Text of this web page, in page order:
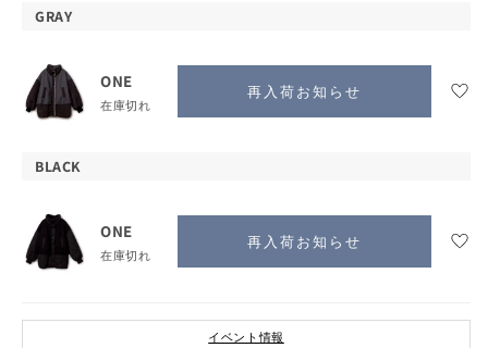
アウター
ワンピース
GRAY
ONE
在庫切れ
再入荷お知らせ
BLACK
ONE
在庫切れ
再入荷お知らせ
イベント情報